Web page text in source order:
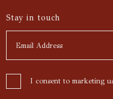
Stay in touch
I consent to marketing